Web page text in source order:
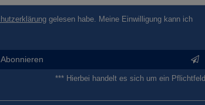
gelesen habe. Meine Einwilligung kann ich
Abonnieren
*** Hierbei handelt es sich um ein Pflichtfeld.